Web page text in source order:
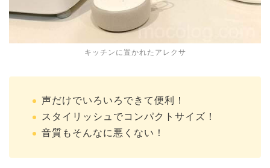
キッチンに置かれたアレクサ
声だけでいろいろできて便利！
スタイリッシュでコンパクトサイズ！
音質もそんなに悪くない！